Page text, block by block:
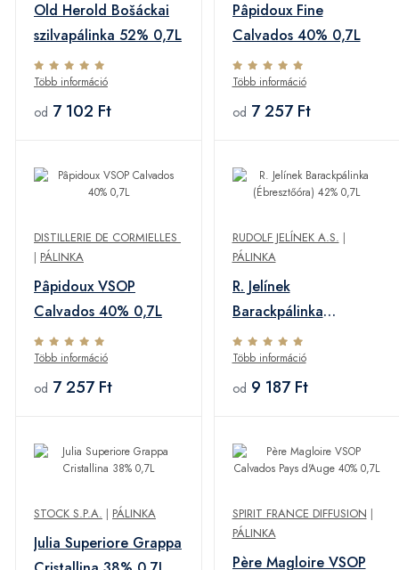
Old Herold Bošáckai
szilvapálinka 52% 0,7L
Több információ
od 7 102 Ft
Pâpidoux Fine
Calvados 40% 0,7L
Több információ
od 7 257 Ft
DISTILLERIE DE CORMIELLES
| PÁLINKA
Pâpidoux VSOP
Calvados 40% 0,7L
Több információ
od 7 257 Ft
RUDOLF JELÍNEK A.S. |
PÁLINKA
R. Jelínek
Barackpálinka
(Ébresztőóra) 42%
0,7L
Több információ
od 9 187 Ft
STOCK S.P.A. | PÁLINKA
Julia Superiore Grappa
SPIRIT FRANCE DIFFUSION |
PÁLINKA
Père Magloire VSOP